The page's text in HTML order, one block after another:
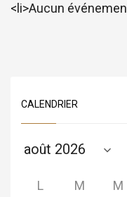
<li>Aucun
CALENDRIER
L M M